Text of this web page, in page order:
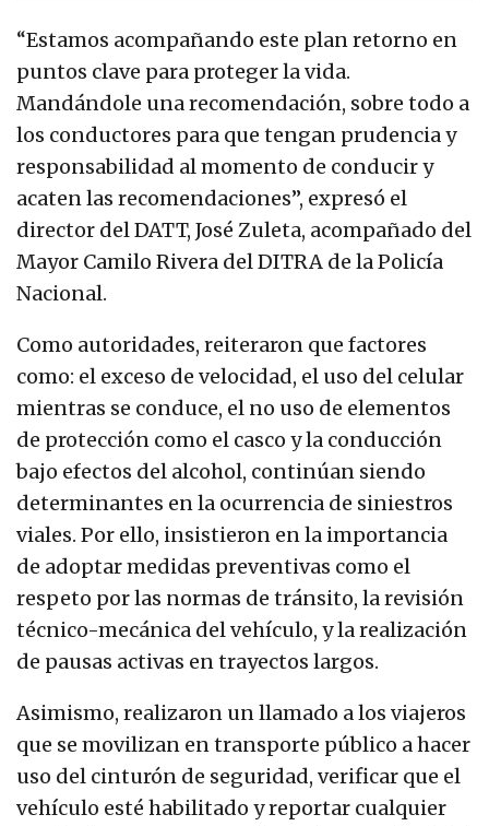
“Estamos acompañando este plan retorno en
puntos clave para proteger la vida.
Mandándole una recomendación, sobre todo a
los conductores para que tengan prudencia y
responsabilidad al momento de conducir y
acaten las recomendaciones”, expresó el
director del DATT, José Zuleta, acompañado del
Mayor Camilo Rivera del DITRA de la Policía
Nacional.
Como autoridades, reiteraron que factores
como: el exceso de velocidad, el uso del celular
mientras se conduce, el no uso de elementos
de protección como el casco y la conducción
bajo efectos del alcohol, continúan siendo
determinantes en la ocurrencia de siniestros
viales. Por ello, insistieron en la importancia
de adoptar medidas preventivas como el
respeto por las normas de tránsito, la revisión
técnico-mecánica del vehículo, y la realización
de pausas activas en trayectos largos.
Asimismo, realizaron un llamado a los viajeros
que se movilizan en transporte público a hacer
uso del cinturón de seguridad, verificar que el
vehículo esté habilitado y reportar cualquier